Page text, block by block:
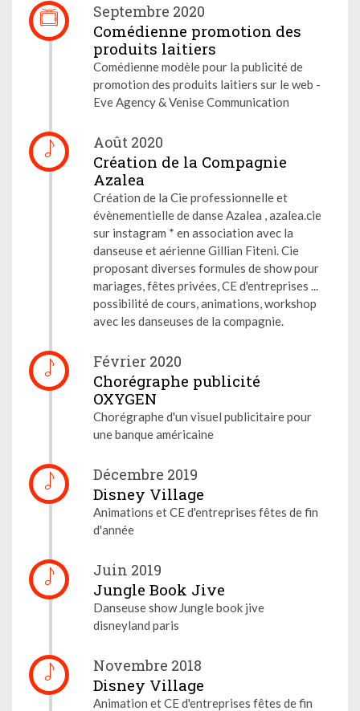
Septembre 2020
Comédienne promotion des
produits laitiers
Comédienne modèle pour la publicité de
promotion des produits laitiers sur le web -
Eve Agency & Venise Communication
Août 2020
Création de la Compagnie
Azalea
Création de la Cie professionnelle et
évènementielle de danse Azalea , azalea.cie
sur instagram * en association avec la
danseuse et aérienne Gillian Fiteni. Cie
proposant diverses formules de show pour
mariages, fêtes privées, CE d'entreprises ...
possibilité de cours, animations, workshop
avec les danseuses de la compagnie.
Février 2020
Chorégraphe publicité
OXYGEN
Chorégraphe d'un visuel publicitaire pour
une banque américaine
Décembre 2019
Disney Village
Animations et CE d'entreprises fêtes de fin
d'année
Juin 2019
Jungle Book Jive
Danseuse show Jungle book jive
disneyland paris
Novembre 2018
Disney Village
Animation et CE d'entreprises fêtes de fin